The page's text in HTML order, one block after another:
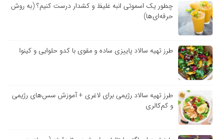
چطور یک اسموتی انبه غلیظ و کشدار درست کنیم؟ (به روش
حرفه‌ای‌ها)
طرز تهیه سالاد پاییزی ساده و مقوی با کدو حلوایی و کینوا
طرز تهیه سالاد رژیمی برای لاغری + آموزش سس‌های رژیمی
و کم‌کالری